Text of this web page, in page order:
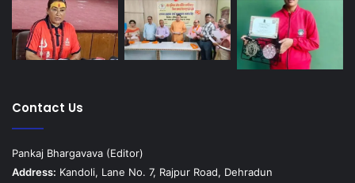
Contact Us
Pankaj Bhargavava (Editor)
Address: Kandoli, Lane No. 7, Rajpur Road, Dehradun